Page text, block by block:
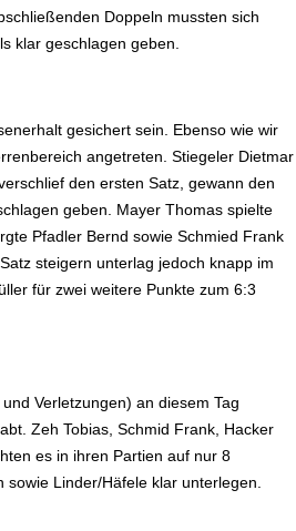
Doppeln mussten sich
klar geschlagen geben.
gesichert sein. Ebenso wie wir
angetreten. Stiegeler Dietmar
den ersten Satz, gewann den
geben. Mayer Thomas spielte
Pfadler Bernd sowie Schmied Frank
steigern unterlag jedoch knapp im
für zwei weitere Punkte zum 6:3
Verletzungen) an diesem Tag
Zeh Tobias, Schmid Frank, Hacker
es in ihren Partien auf nur 8
Linder/Häfele klar unterlegen.